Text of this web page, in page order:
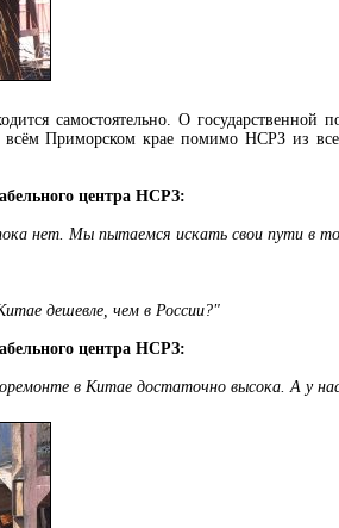
самостоятельно. О
всём Приморском крае помимо НСРЗ из
центра НСРЗ:
нет. Мы пытаемся искать свои пути в
дешевле, чем в России?"
центра НСРЗ:
в Китае достаточно высока. А у